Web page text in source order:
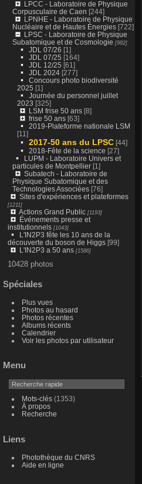
LPCC - Laboratoire de Physique
Corpusculaire de Caen [244]
LPNHE - Laboratoire de Physique
Nucléaire et de Hautes Énergies[722]
LPSC - Laboratoire de Physique
Subatomique et de Cosmologie [982]
JDL 07/26 [1]
JDL 07/25 [164]
JDL 12/25 [61]
JDL 2024[277]
Concours photo biodiversité
2025 [1]
Journée du personnel juillet
2023 [325]
LSM frise 50 ans[8]
frise 50 ans[63]
2019-Plateforme nationale LSM
[11]
2017-50 ans du LPSC[44]
2018-Fête de la science [27]
LUPM - Laboratoire Univers et
particules de Montpellier[1]
Subatech - Laboratoire de
Physique Subatomique et des
Technologies Associées[76]
Sites d'expériences et plateformes
[1211]
Actions Grand Public[1193]
Événements presse et
institutionnels[1043]
L'IN2P3 fête les 10 ans de la
découverte du boson de Higgs[99]
L'IN2P3 a 50 ans[1586]
10428 photos
Spéciales
Plus vues
Photos au hasard
Photos récentes
Albums récents
Calendrier
Voir les photos par utilisateur
Menu
Mots-clés(1353)
À propos
Recherche
Liens
Photothèque du CNRS
Aide en ligne